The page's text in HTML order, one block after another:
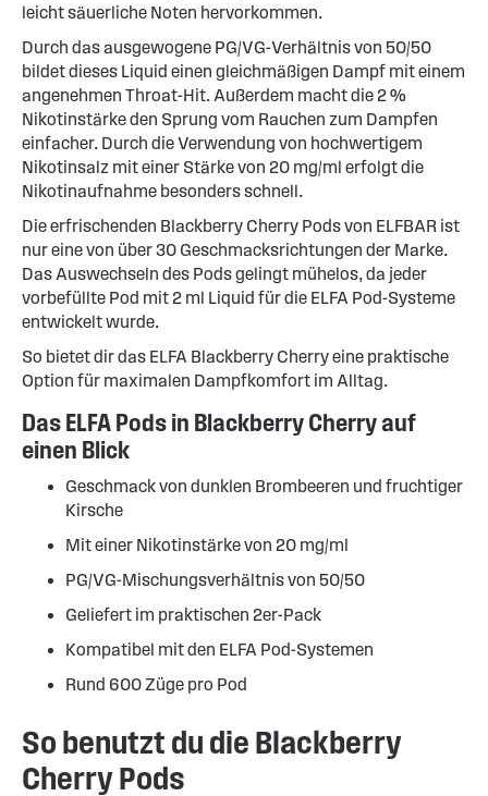
leicht säuerliche Noten hervorkommen.
Durch das ausgewogene PG/VG-Verhältnis von 50/50
bildet dieses Liquid einen gleichmäßigen Dampf mit einem
angenehmen Throat-Hit. Außerdem macht die 2 %
Nikotinstärke den Sprung vom Rauchen zum Dampfen
einfacher. Durch die Verwendung von hochwertigem
Nikotinsalz mit einer Stärke von 20 mg/ml erfolgt die
Nikotinaufnahme besonders schnell.
Die erfrischenden Blackberry Cherry Pods von ELFBAR ist
nur eine von über 30 Geschmacksrichtungen der Marke.
Das Auswechseln des Pods gelingt mühelos, da jeder
vorbefüllte Pod mit 2 ml Liquid für die ELFA Pod-Systeme
entwickelt wurde.
So bietet dir das ELFA Blackberry Cherry eine praktische
Option für maximalen Dampfkomfort im Alltag.
Das ELFA Pods in Blackberry Cherry auf
einen Blick
Geschmack von dunklen Brombeeren und fruchtiger
Kirsche
Mit einer Nikotinstärke von 20 mg/ml
PG/VG-Mischungsverhältnis von 50/50
Geliefert im praktischen 2er-Pack
Kompatibel mit den ELFA Pod-Systemen
Rund 600 Züge pro Pod
So benutzt du die Blackberry
Cherry Pods